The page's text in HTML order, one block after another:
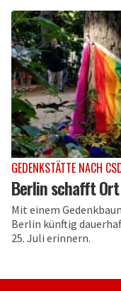
GEDENKSTÄTTE NACH
Berlin schafft
Mit einem
Berlin künftig
25. Juli erinnern.